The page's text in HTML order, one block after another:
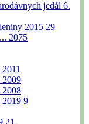
jedál 6.
2015 29
2075
2009
2008
2019 9
21